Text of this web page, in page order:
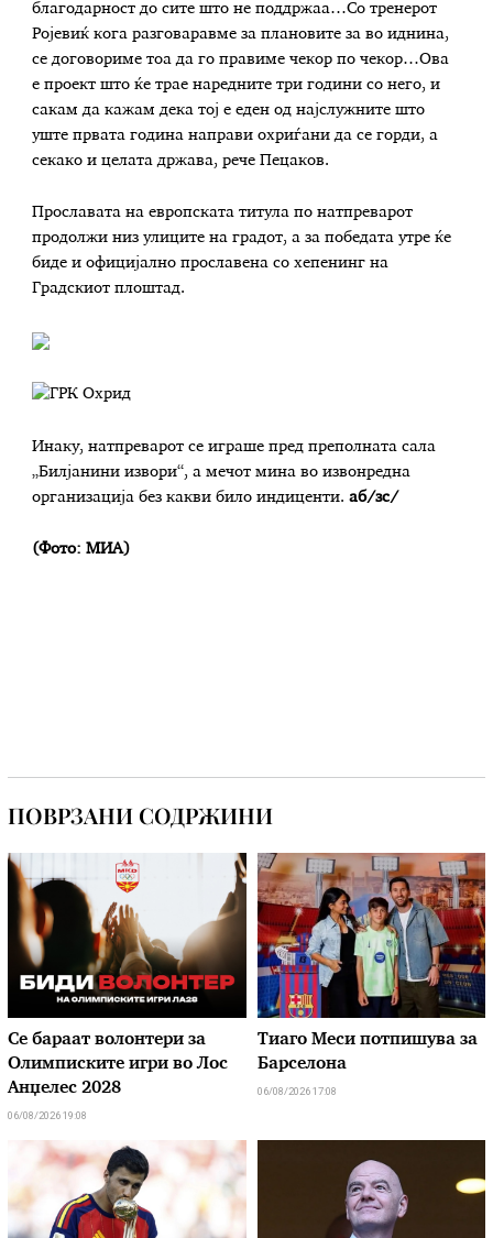
благодарност до сите што не поддржаа…Со тренерот
Ројевиќ кога разговаравме за плановите за во иднина,
се договориме тоа да го правиме чекор по чекор…Ова
е проект што ќе трае наредните три години со него, и
сакам да кажам дека тој е еден од најслужните што
уште првата година направи охриѓани да се горди, а
секако и целата држава, рече Пецаков.
Прославата на европската титула по натпреварот
продолжи низ улиците на градот, а за победата утре ќе
биде и официјално прославена со хепенинг на
Градскиот плоштад.
Инаку, натпреварот се играше пред преполната сала
„Билјанини извори“, а мечот мина во извонредна
организација без какви било индиценти.аб/зс/
(Фото: МИА)
ПОВРЗАНИ СОДРЖИНИ
Се бараат волонтери за
Олимписките игри во Лос
Анџелес 2028
06/08/2026 19:08
Тиаго Меси потпишува за
Барселона
06/08/2026 17:08